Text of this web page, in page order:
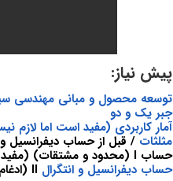
پیش نیاز:
توسعه محصول و مبانی مهندسی
جبر یک و دو
آمار کاربردی (مفید است اما لازم
مثلثات / قبل از حساب دیفرانسیل
حساب I (محدود و مشتقات) (مفید است اما الزامی نیست)
حساب دیفرانسیل و انتگرال